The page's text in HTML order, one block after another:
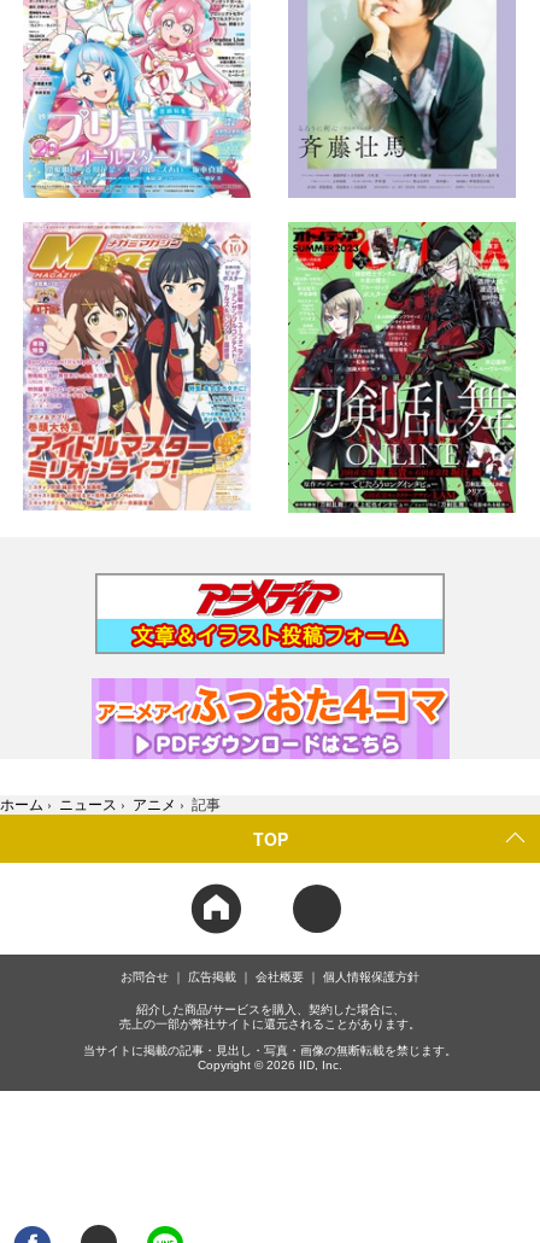
ホーム › ニュース › アニメ › 記事
TOP
お問合せ 広告掲載 会社概要 個人情報保護方針
紹介した商品/サービスを購入、契約した場合に、
売上の一部が弊社サイトに還元されることがあります。
当サイトに掲載の記事・見出し・写真・画像の無断転載を禁じます。
Copyright © 2026 IID, Inc.